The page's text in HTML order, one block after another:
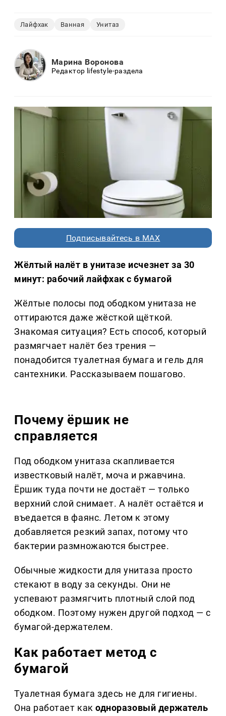
Лайфхак Ванная Унитаз
Марина Воронова
Редактор lifestyle-раздела
Подписывайтесь в MAX
Жёлтый налёт в унитазе исчезнет за 30
минут: рабочий лайфхак с бумагой
Жёлтые полосы под ободком унитаза не
оттираются даже жёсткой щёткой.
Знакомая ситуация? Есть способ, который
размягчает налёт без трения —
понадобится туалетная бумага и гель для
сантехники. Рассказываем пошагово.
Почему ёршик не
справляется
Под ободком унитаза скапливается
известковый налёт, моча и ржавчина.
Ёршик туда почти не достаёт — только
верхний слой снимает. А налёт остаётся и
въедается в фаянс. Летом к этому
добавляется резкий запах, потому что
бактерии размножаются быстрее.
Обычные жидкости для унитаза просто
стекают в воду за секунды. Они не
успевают размягчить плотный слой под
ободком. Поэтому нужен другой подход — с
бумагой-держателем.
Как работает метод с
бумагой
Туалетная бумага здесь не для гигиены.
Она работает какодноразовый держатель